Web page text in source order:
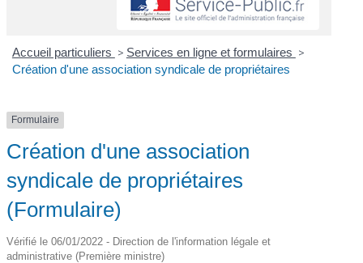
Accueil particuliers > Services en ligne et formulaires >
Création d'une association syndicale de propriétaires
Formulaire
Création d'une association
syndicale de propriétaires
(Formulaire)
Vérifié le 06/01/2022 - Direction de l'information légale et
administrative (Première ministre)